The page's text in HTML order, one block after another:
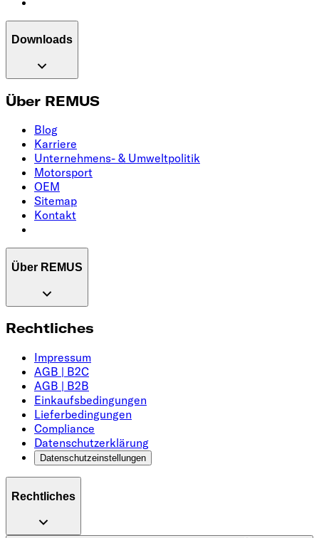
Downloads
Über REMUS
Blog
Karriere
Unternehmens- & Umweltpolitik
Motorsport
OEM
Sitemap
Kontakt
Über REMUS
Rechtliches
Impressum
AGB | B2C
AGB | B2B
Einkaufsbedingungen
Lieferbedingungen
Compliance
Datenschutzerklärung
Datenschutzeinstellungen
Rechtliches